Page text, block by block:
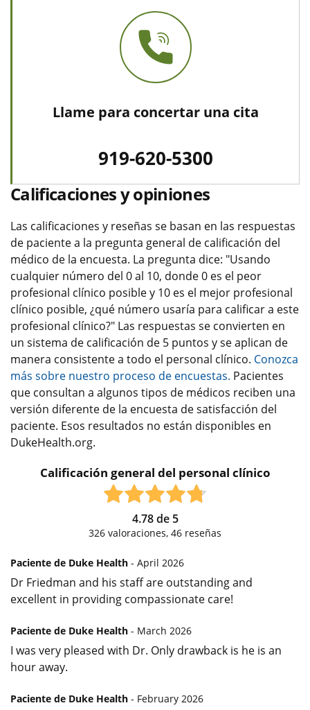
Llame para concertar una cita
919-620-5300
Calificaciones y opiniones
Las calificaciones y reseñas se basan en las respuestas
de paciente a la pregunta general de calificación del
médico de la encuesta. La pregunta dice: "Usando
cualquier número del 0 al 10, donde 0 es el peor
profesional clínico posible y 10 es el mejor profesional
clínico posible, ¿qué número usaría para calificar a este
profesional clínico?" Las respuestas se convierten en
un sistema de calificación de 5 puntos y se aplican de
manera consistente a todo el personal clínico. Conozca
más sobre nuestro proceso de encuestas. Pacientes
que consultan a algunos tipos de médicos reciben una
versión diferente de la encuesta de satisfacción del
paciente. Esos resultados no están disponibles en
DukeHealth.org.
Calificación general del personal clínico
4.78de 5
326 valoraciones, 46 reseñas
Paciente de Duke Health - April 2026
Dr Friedman and his staff are outstanding and
excellent in providing compassionate care!
Paciente de Duke Health - March 2026
I was very pleased with Dr. Only drawback is he is an
hour away.
Paciente de Duke Health - February 2026